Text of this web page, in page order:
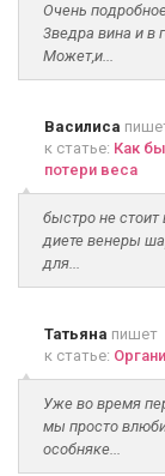
Очень
3ведра вина и в
Может,и...
Василиса
к статье: Как
потери веса
быстро не стоит
диете венеры
для...
Татьяна пишет
к статье:
Уже во время
мы просто
особняке...